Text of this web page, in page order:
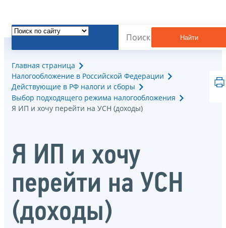
Найти
Главная страница
Налогообложение в Российской Федерации
Действующие в РФ налоги и сборы
Выбор подходящего режима налогообложения
Я ИП и хочу перейти на УСН (доходы)
Я ИП и хочу
перейти на УСН
(доходы)